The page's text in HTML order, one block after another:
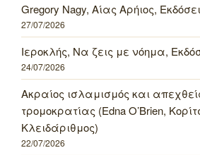
Gregory Nagy, Αίας Αρήιος,
27/07/2026
Ιεροκλής, Να ζεις με νόημα,
24/07/2026
Ακραίος ισλαμισμός και
τρομοκρατίας (Edna O’Brien,
Κλειδάριθμος)
22/07/2026